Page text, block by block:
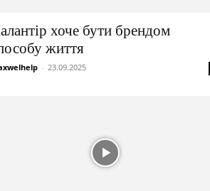
хоче бути брендом
життя
- 23.09.2025